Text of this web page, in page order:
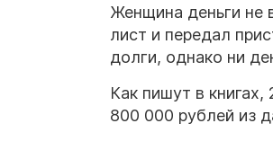
Женщина деньги не
лист и передал
долги, однако ни
Как пишут в
800 000 рублей из